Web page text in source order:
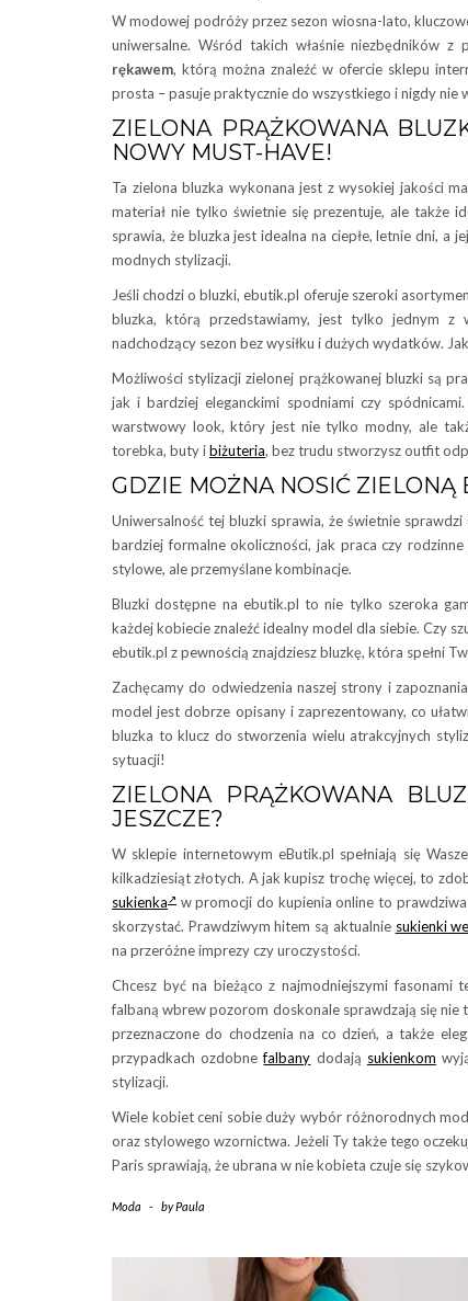
W modowej podróży przez sezon wiosna-lato,
uniwersalne. Wśród takich właśnie niezbędników z
rękawem, którą można znaleźć w ofercie sklepu
prosta – pasuje praktycznie do wszystkiego i nigdy nie
ZIELONA PRĄŻKOWANA
NOWY MUST-HAVE!
Ta zielona bluzka wykonana jest z wysokiej jakości
materiał nie tylko świetnie się prezentuje, ale także
sprawia, że bluzka jest idealna na ciepłe, letnie dni, a
modnych stylizacji.
Jeśli chodzi o bluzki, ebutik.pl oferuje szeroki
bluzka, którą przedstawiamy, jest tylko jednym z
nadchodzący sezon bez wysiłku i dużych wydatków.
Możliwości stylizacji zielonej prążkowanej bluzki są
jak i bardziej eleganckimi spodniami czy
warstwowy look, który jest nie tylko modny, ale
torebka, buty ibiżuteria, bez trudu stworzysz outfit
GDZIE MOŻNA NOSIĆ ZIELONĄ
Uniwersalność tej bluzki sprawia, że świetnie
bardziej formalne okoliczności, jak praca czy
stylowe, ale przemyślane kombinacje.
Bluzki dostępne na ebutik.pl to nie tylko szeroka
każdej kobiecie znaleźć idealny model dla siebie. Czy
ebutik.pl z pewnością znajdziesz bluzkę, która spełni
Zachęcamy do odwiedzenia naszej strony i
model jest dobrze opisany i zaprezentowany, co
bluzka to klucz do stworzenia wielu atrakcyjnych
sytuacji!
ZIELONA PRĄŻKOWANA
JESZCZE?
W sklepie internetowym eButik.pl spełniają się
kilkadziesiąt złotych. A jak kupisz trochę więcej, to
sukienka
w promocji do kupienia online to
skorzystać. Prawdziwym hitem są aktualnie sukienki
na przeróżne imprezy czy uroczystości.
Chcesz być na bieżąco z najmodniejszymi fasonami
falbaną wbrew pozorom doskonale sprawdzają się
przeznaczone do chodzenia na co dzień, a także
przypadkach ozdobnefalbany dodają sukienkom
stylizacji.
Wiele kobiet ceni sobie duży wybór różnorodnych
oraz stylowego wzornictwa. Jeżeli Ty także tego
Paris sprawiają, że ubrana w nie kobieta czuje się
Moda - byPaula